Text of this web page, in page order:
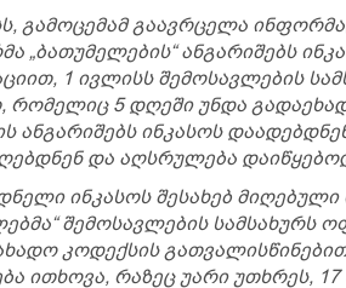
გამოცემამ გაავრცელა
„ბათუმელების“ ანგარიშებს
1 ივლისს შემოსავლების
რომელიც 5 დღეში უნდა
ანგარიშებს ინკასოს
და აღსრულება
ინკასოს შესახებ მიღებული
შემოსავლების სამსახურს
კოდექსის
ითხოვა, რაზეც უარი უთხრეს,